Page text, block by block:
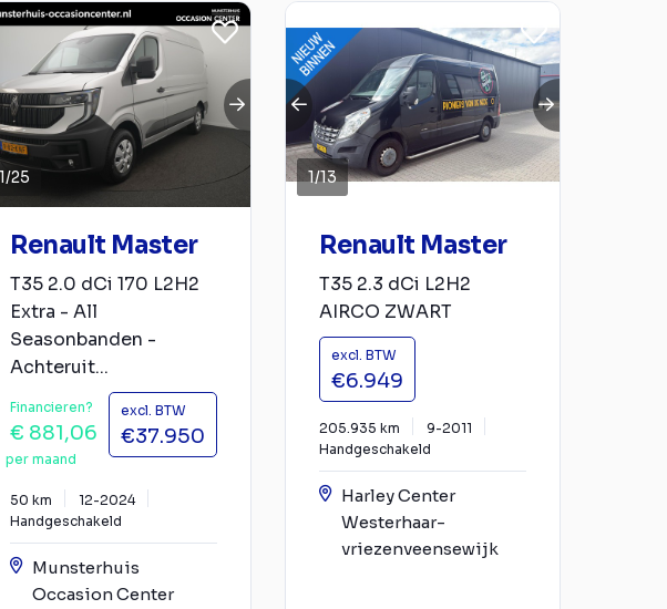
1/25
Renault Master
T35 2.0 dCi 170 L2H2
Extra - All
Seasonbanden -
Achteruit...
Financieren?
€ 881,06
per maand
excl. BTW
€37.950
50 km
12-2024
Handgeschakeld
Munsterhuis
Occasion Center
1/13
Renault Master
T35 2.3 dCi L2H2
AIRCO ZWART
excl. BTW
€6.949
205.935 km
9-2011
Handgeschakeld
Harley Center
Westerhaar-
vriezenveensewijk